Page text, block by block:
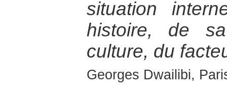
situation
histoire, de
culture, du
Georges Dwailibi,